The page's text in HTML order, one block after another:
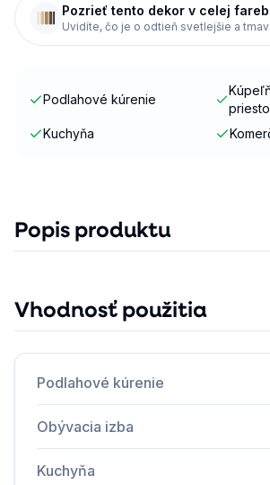
Pozrieť tento dekor v celej
Uvidíte, čo je o odtieň svetlejšie a
Podlahové kúrenie
Kuchyňa
Popis produktu
Vhodnosť použitia
Podlahové kúrenie
Obývacia izba
Kuchyňa